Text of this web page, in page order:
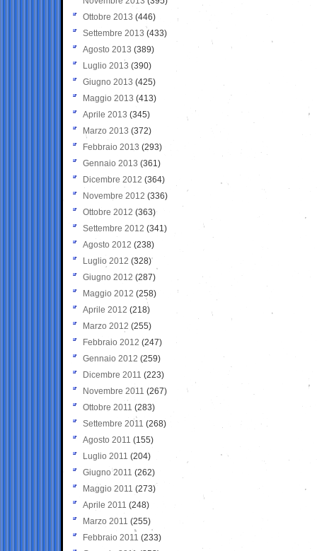
Ottobre 2013 (446)
Settembre 2013 (433)
Agosto 2013 (389)
Luglio 2013 (390)
Giugno 2013 (425)
Maggio 2013 (413)
Aprile 2013 (345)
Marzo 2013 (372)
Febbraio 2013 (293)
Gennaio 2013 (361)
Dicembre 2012 (364)
Novembre 2012 (336)
Ottobre 2012 (363)
Settembre 2012 (341)
Agosto 2012 (238)
Luglio 2012 (328)
Giugno 2012 (287)
Maggio 2012 (258)
Aprile 2012 (218)
Marzo 2012 (255)
Febbraio 2012 (247)
Gennaio 2012 (259)
Dicembre 2011 (223)
Novembre 2011 (267)
Ottobre 2011 (283)
Settembre 2011 (268)
Agosto 2011 (155)
Luglio 2011 (204)
Giugno 2011 (262)
Maggio 2011 (273)
Aprile 2011 (248)
Marzo 2011 (255)
Febbraio 2011 (233)